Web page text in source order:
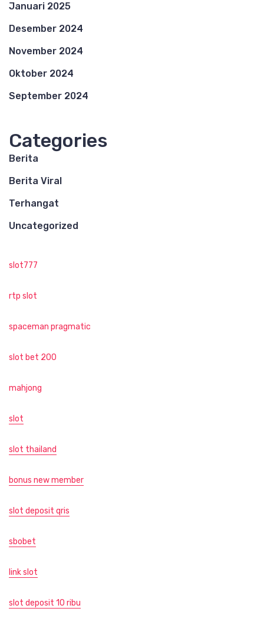
Januari 2025
Desember 2024
November 2024
Oktober 2024
September 2024
Categories
Berita
Berita Viral
Terhangat
Uncategorized
slot777
rtp slot
spaceman pragmatic
slot bet 200
mahjong
slot
slot thailand
bonus new member
slot deposit qris
sbobet
link slot
slot deposit 10 ribu